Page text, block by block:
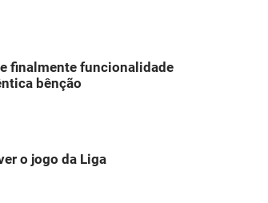
finalmente funcionalidade
bênção
o jogo da Liga